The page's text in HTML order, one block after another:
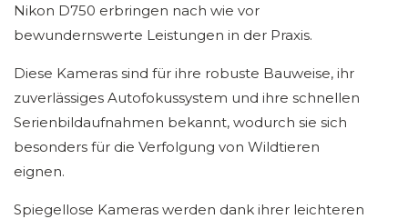
Nikon D750 erbringen nach wie vor
bewundernswerte Leistungen in der Praxis.
Diese Kameras sind für ihre robuste Bauweise, ihr
zuverlässiges Autofokussystem und ihre schnellen
Serienbildaufnahmen bekannt, wodurch sie sich
besonders für die Verfolgung von Wildtieren
eignen.
Spiegellose Kameras werden dank ihrer leichteren